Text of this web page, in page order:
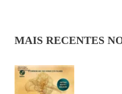
MAIS RECENTES